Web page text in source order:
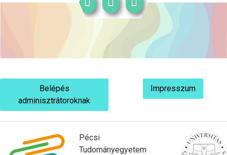
Belépés
adminisztrátoroknak
Impresszum
Pécsi
Tudományegyetem